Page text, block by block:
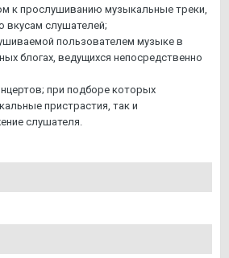
к прослушиванию музыкальные треки,
вкусам слушателей;
пользователем музыке в
блогах, ведущихся непосредственно
при подборе которых
пристрастия, так и
слушателя.